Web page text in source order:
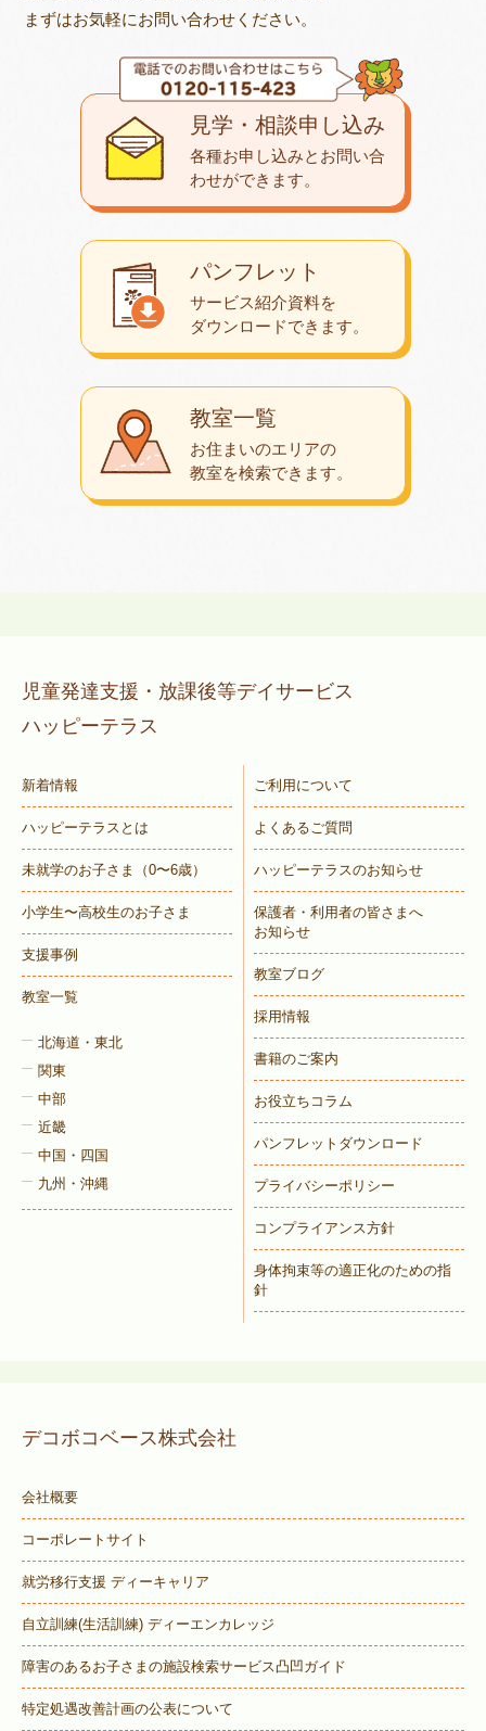
まずはお気軽にお問い合わせください。
教室一覧
お住まいのエリアの
教室を検索できます。
パンフレット
サービス紹介資料を
ダウンロードできます。
見学・相談申し込み
各種お申し込みとお問い合
わせができます。
児童発達支援・放課後等デイサービス
ハッピーテラス
新着情報
ハッピーテラスとは
未就学のお子さま （0〜6歳）
小学生〜高校生のお子さま
支援事例
教室一覧
北海道・東北
関東
中部
近畿
中国・四国
九州・沖縄
ご利用について
よくあるご質問
ハッピーテラスのお知らせ
保護者・利用者の皆さまへ
お知らせ
教室ブログ
採用情報
書籍のご案内
お役立ちコラム
パンフレットダウンロード
プライバシーポリシー
コンプライアンス方針
身体拘束等の適正化のための指
針
デコボコベース株式会社
会社概要
コーポレートサイト
就労移行支援 ディーキャリア
自立訓練(生活訓練) ディーエンカレッジ
障害のあるお子さまの施設検索サービス凸凹ガイド
特定処遇改善計画の公表について